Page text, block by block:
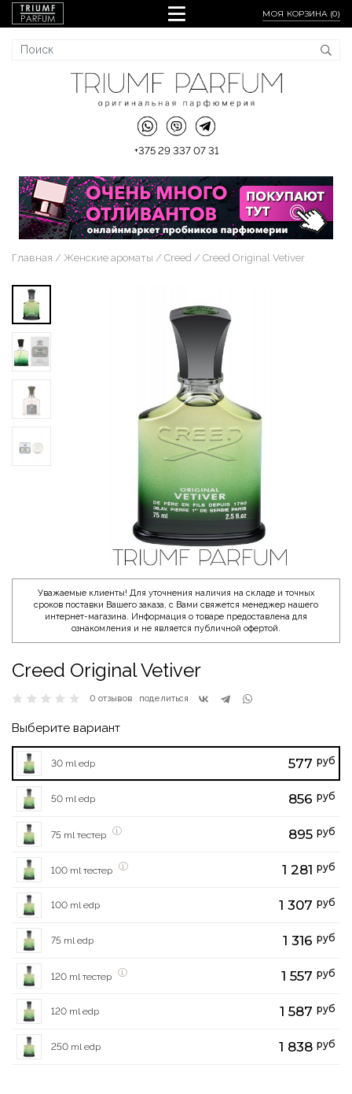
МОЯ КОРЗИНА (0)
+375 29 337 07 31
Главная Женские ароматы Creed Creed Original Vetiver
Уважаемые клиенты! Для уточнения наличия на складе и точных
сроков поставки Вашего заказа, с Вами свяжется менеджер нашего
интернет-магазина. Информация о товаре предоставлена для
ознакомления и не является публичной офертой.
Creed Original Vetiver
0 отзывов поделиться
Выберите вариант
30 ml edp 577 руб
50 ml edp 856 руб
75 ml тестер 895 руб
100 ml тестер 1 281 руб
100 ml edp 1 307 руб
75 ml edp 1 316 руб
120 ml тестер 1 557 руб
120 ml edp 1 587 руб
250 ml edp 1 838 руб